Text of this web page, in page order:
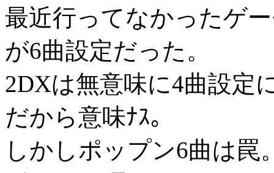
最近行ってなかったゲ
が6曲設定だった。
2DXは無意味に4曲設定
だから意味ﾅｽ。
しかしポップン6曲は罠